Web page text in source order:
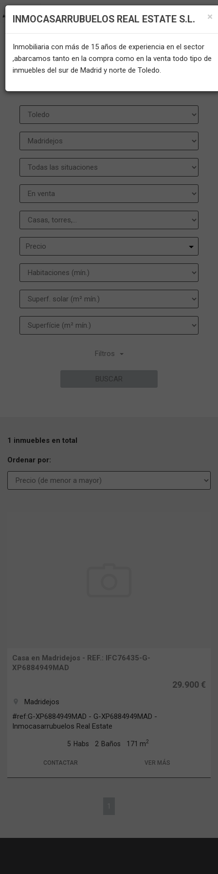
INMUEBLES EN VENTA EN
MADRIDEJOS
Precio
Filtros
BUSCAR
1 inmuebles en total
Ordenar por:
Casa en Madridejos - REF.: IFC76435-G-
XP6884949MAD
29.900 €
Madridejos
#ref:G-XP6884949MAD - G-XP6884949MAD -
Inmocasarrubuelos Real Estate
5 Habs 2 Baños 171 m2
CONTACTAR VER MÁS
×
INMOCASARRUBUELOS REAL ESTATE S.L.
Inmobiliaria con más de 15 años de experiencia en el sector
,abarcamos tanto en la compra como en la venta todo tipo de
inmuebles del sur de Madrid y norte de Toledo.